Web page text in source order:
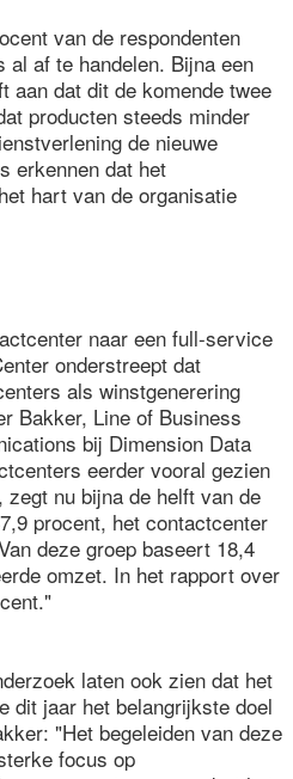
van de respondenten
af te handelen. Bijna een
aan dat dit de komende twee
producten steeds minder
de nieuwe
erkennen dat het
hart van de organisatie
naar een full-service
onderstreept dat
als winstgenerering
Bakker, Line of Business
bij Dimension Data
eerder vooral gezien
nu bijna de helft van de
procent, het contactcenter
deze groep baseert 18,4
omzet. In het rapport over
laten ook zien dat het
dit jaar het belangrijkste doel
"Het begeleiden van deze
focus op